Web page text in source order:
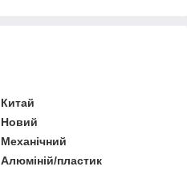
Китай
Новий
Механічний
Алюміній/пластик